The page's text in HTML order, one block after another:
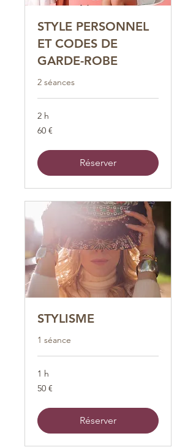
STYLE PERSONNEL
ET CODES DE
GARDE-ROBE
2 séances
2 h
60
euros
60 €
Réserver
STYLISME
1 séance
1 h
50
euros
50 €
Réserver